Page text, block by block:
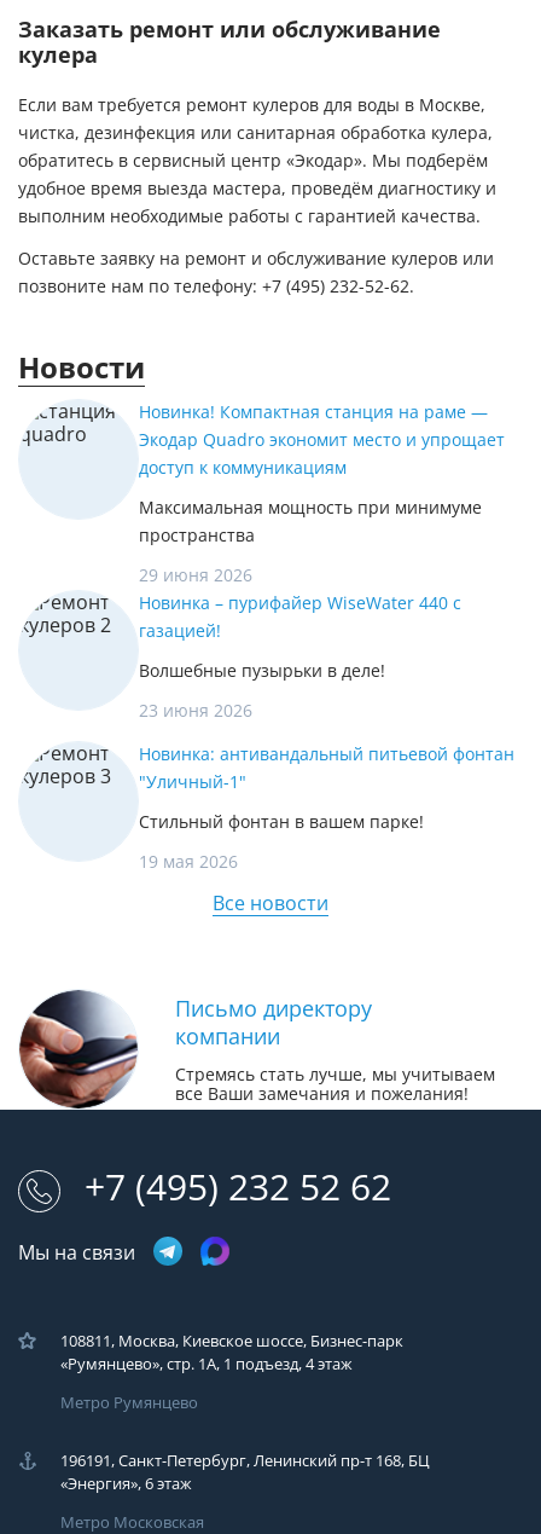
Заказать ремонт или обслуживание
кулера
Если вам требуется ремонт кулеров для воды в Москве,
чистка, дезинфекция или санитарная обработка кулера,
обратитесь в сервисный центр «Экодар». Мы подберём
удобное время выезда мастера, проведём диагностику и
выполним необходимые работы с гарантией качества.
Оставьте заявку на ремонт и обслуживание кулеров или
позвоните нам по телефону: +7 (495) 232-52-62.
Новости
Новинка! Компактная станция на раме —
Экодар Quadro экономит место и упрощает
доступ к коммуникациям
Максимальная мощность при минимуме
пространства
29 июня 2026
Новинка – пурифайер WiseWater 440 с
газацией!
Волшебные пузырьки в деле!
23 июня 2026
Новинка: антивандальный питьевой фонтан
"Уличный-1"
Стильный фонтан в вашем парке!
19 мая 2026
Все новости
Письмо директору
компании
Стремясь стать лучше, мы учитываем
все Ваши замечания и пожелания!
+7 (495) 232 52 62
Мы на связи
108811, Москва, Киевское шоссе, Бизнес-парк
«Румянцево», стр. 1А, 1 подъезд, 4 этаж
Метро Румянцево
196191, Санкт-Петербург, Ленинский пр-т 168, БЦ
«Энергия», 6 этаж
Метро Московская